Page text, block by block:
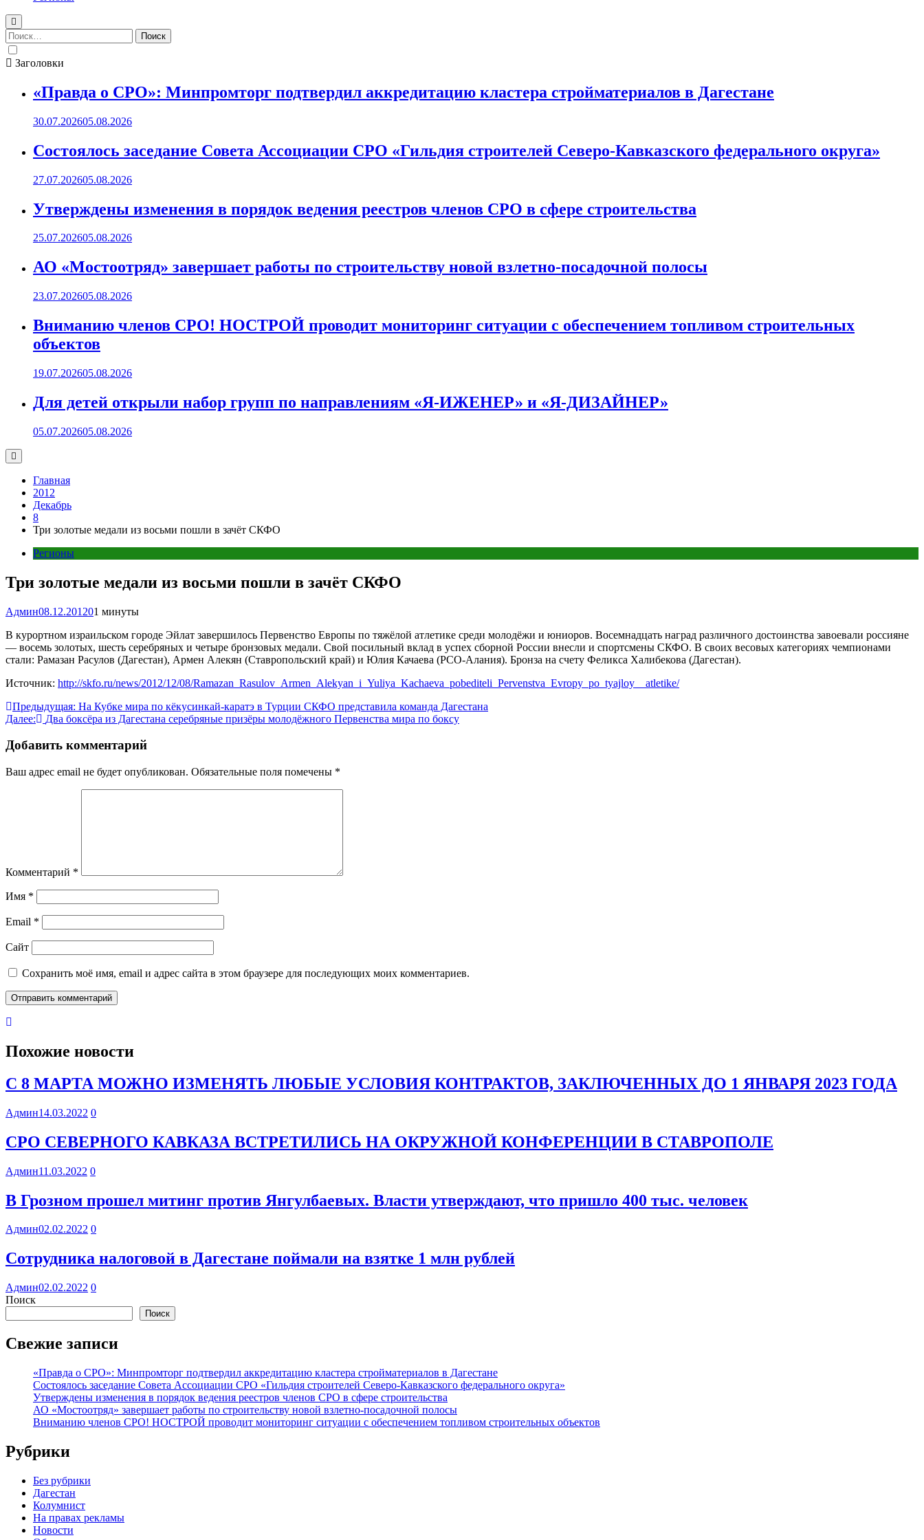
Найти:
Заголовки
«Правда о СРО»: Минпромторг подтвердил аккредитацию кластера стройматериалов в Дагестане
30.07.202605.08.2026
Состоялось заседание Совета Ассоциации СРО «Гильдия строителей Северо-Кавказского федерального округа»
27.07.202605.08.2026
Утверждены изменения в порядок ведения реестров членов СРО в сфере строительства
25.07.202605.08.2026
АО «Мостоотряд» завершает работы по строительству новой взлетно-посадочной полосы
23.07.202605.08.2026
Вниманию членов СРО! НОСТРОЙ проводит мониторинг ситуации с обеспечением топливом строительных
объектов
19.07.202605.08.2026
Для детей открыли набор групп по направлениям «Я-ИЖЕНЕР» и «Я-ДИЗАЙНЕР»
05.07.202605.08.2026
Главная
2012
Декабрь
8
Три золотые медали из восьми пошли в зачёт СКФО
Регионы
Три золотые медали из восьми пошли в зачёт СКФО
Админ08.12.201201 минуты
В курортном израильском городе Эйлат завершилось Первенство Европы по тяжёлой атлетике среди молодёжи и юниоров. Восемнадцать наград различного достоинства завоевали россияне
— восемь золотых, шесть серебряных и четыре бронзовых медали. Свой посильный вклад в успех сборной России внесли и спортсмены СКФО. В своих весовых категориях чемпионами
стали: Рамазан Расулов (Дагестан), Армен Алекян (Ставропольский край) и Юлия Качаева (РСО-Алания). Бронза на счету Феликса Халибекова (Дагестан).
Источник: http://skfo.ru/news/2012/12/08/Ramazan_Rasulov_Armen_Alekyan_i_Yuliya_Kachaeva_pobediteli_Pervenstva_Evropy_po_tyajloy__atletike/
Навигация
по
записям
Предыдущая: На Кубке мира по кёкусинкай-каратэ в Турции СКФО представила команда Дагестана
Далее:
Два боксёра из Дагестана серебряные призёры молодёжного Первенства мира по боксу
Добавить комментарий
Ваш адрес email не будет опубликован. Обязательные поля помечены *
Комментарий *
Имя *
Email *
Сайт
Сохранить моё имя, email и адрес сайта в этом браузере для последующих моих комментариев.
Похожие новости
С 8 МАРТА МОЖНО ИЗМЕНЯТЬ ЛЮБЫЕ УСЛОВИЯ КОНТРАКТОВ, ЗАКЛЮЧЕННЫХ ДО 1 ЯНВАРЯ 2023 ГОДА
Админ14.03.2022 0
СРО СЕВЕРНОГО КАВКАЗА ВСТРЕТИЛИСЬ НА ОКРУЖНОЙ КОНФЕРЕНЦИИ В СТАВРОПОЛЕ
Админ11.03.2022 0
В Грозном прошел митинг против Янгулбаевых. Власти утверждают, что пришло 400 тыс. человек
Админ02.02.2022 0
Сотрудника налоговой в Дагестане поймали на взятке 1 млн рублей
Админ02.02.2022 0
Поиск
Поиск
Свежие записи
«Правда о СРО»: Минпромторг подтвердил аккредитацию кластера стройматериалов в Дагестане
Состоялось заседание Совета Ассоциации СРО «Гильдия строителей Северо-Кавказского федерального округа»
Утверждены изменения в порядок ведения реестров членов СРО в сфере строительства
АО «Мостоотряд» завершает работы по строительству новой взлетно-посадочной полосы
Вниманию членов СРО! НОСТРОЙ проводит мониторинг ситуации с обеспечением топливом строительных объектов
Рубрики
Без рубрики
Дагестан
Колумнист
На правах рекламы
Новости